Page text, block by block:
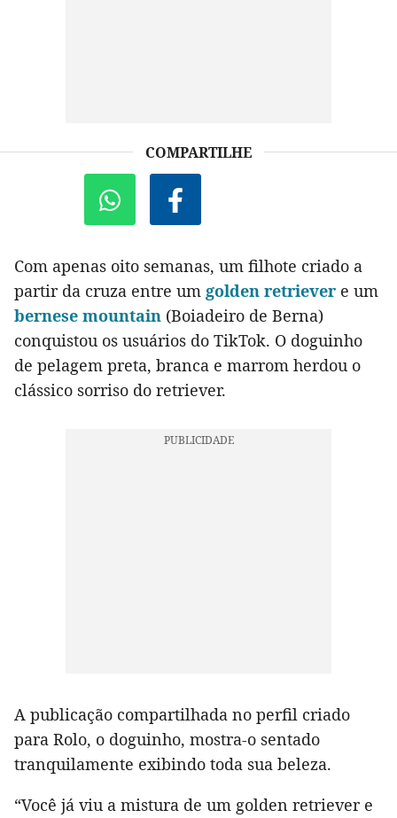
COMPARTILHE
Com apenas oito semanas, um filhote criado a
partir da cruza entre um golden retriever e um
bernese mountain (Boiadeiro de Berna)
conquistou os usuários do TikTok. O doguinho
de pelagem preta, branca e marrom herdou o
clássico sorriso do retriever.
A publicação compartilhada no perfil criado
para Rolo, o doguinho, mostra-o sentado
tranquilamente exibindo toda sua beleza.
“Você já viu a mistura de um golden retriever e